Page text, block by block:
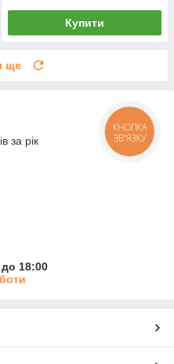
Купити
ще
за рік
18:00
КНОПКА
ЗВ'ЯЗКУ